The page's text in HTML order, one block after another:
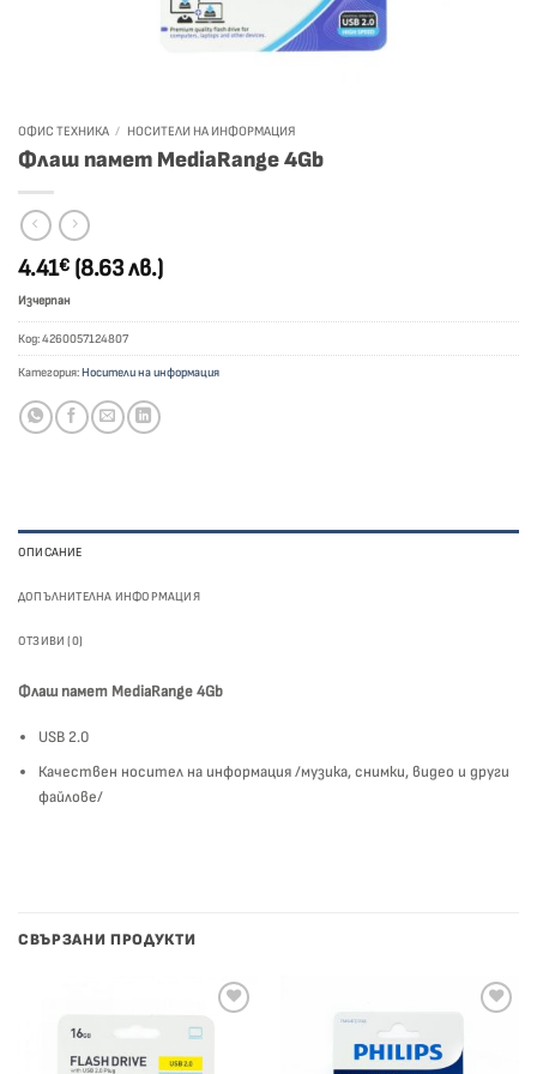
ОФИС ТЕХНИКА / НОСИТЕЛИ НА ИНФОРМАЦИЯ
Флаш памет MediaRange 4Gb
4.41€ (8.63 лв.)
Изчерпан
Код:4260057124807
Категория:Носители на информация
ОПИСАНИЕ
ДОПЪЛНИТЕЛНА ИНФОРМАЦИЯ
ОТЗИВИ (0)
Флаш памет MediaRange 4Gb
USB 2.0
Качествен носител на информация /музика, снимки, видео и други
файлове/
СВЪРЗАНИ ПРОДУКТИ